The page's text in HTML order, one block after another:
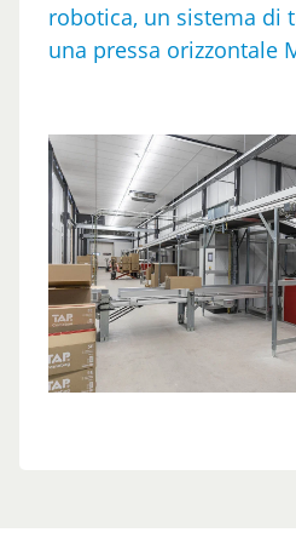
robotica, un sistema di
una pressa orizzontale